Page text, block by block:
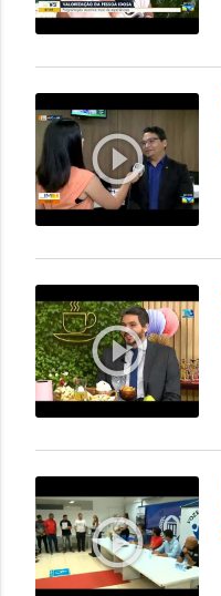
play_circle_outline
play_circle_outline
play_circle_outline